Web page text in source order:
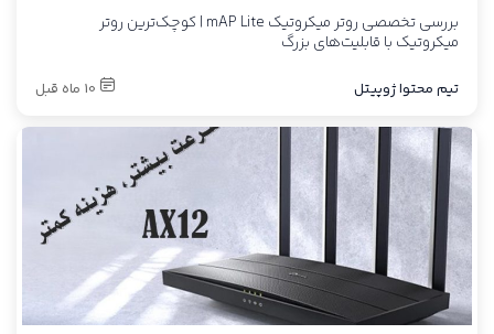
بررسی تخصصی روتر میکروتیک mAP Lite | کوچک‌ترین روتر
میکروتیک با قابلیت‌های بزرگ
تیم محتوا ژوپیتل 10 ماه قبل